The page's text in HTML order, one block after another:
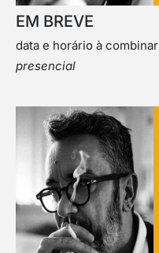
EM BREVE
data e horário à combinar
presencial